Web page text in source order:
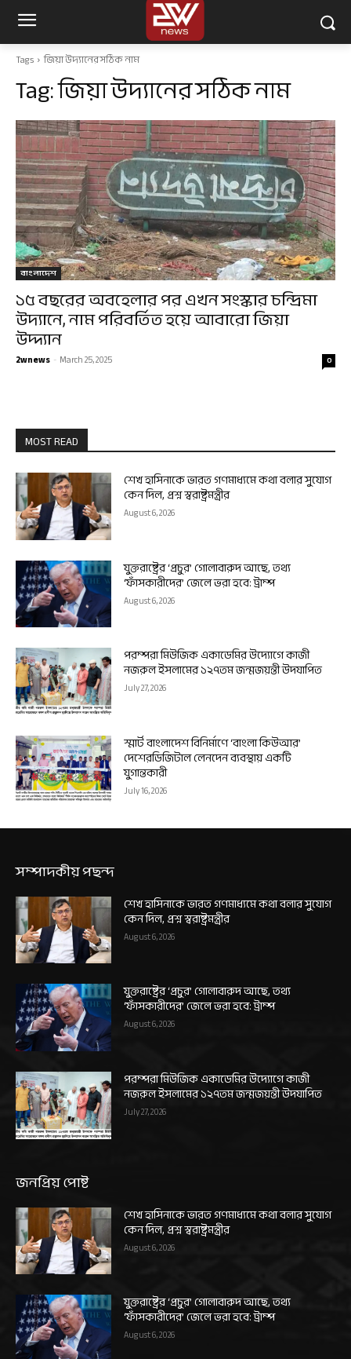
Tags জিয়া উদ্যানের সঠিক নাম
Tag:জিয়া উদ্যানের সঠিক নাম
বাংলাদেশ
১৫ বছরের অবহেলার পর এখন সংস্কার চন্দ্রিমা
উদ্যানে, নাম পরিবর্তিত হয়ে আবারো জিয়া
উদ্দ্যান
2wnews - March 25, 2025 0
MOST READ
শেখ হাসিনাকে ভারত গণমাধ্যমে কথা বলার সুযোগ
কেন দিল, প্রশ্ন স্বরাষ্ট্রমন্ত্রীর
August 6, 2026
যুক্তরাষ্ট্রের ‘প্রচুর’ গোলাবারুদ আছে, তথ্য
‘ফাঁসকারীদের’ জেলে ভরা হবে: ট্রাম্প
August 6, 2026
পরম্পরা মিউজিক একাডেমির উদ্যোগে কাজী
নজরুল ইসলামের ১২৭তম জন্মজয়ন্তী উদযাপিত
July 27, 2026
স্মার্ট বাংলাদেশ বিনির্মাণে ‘বাংলা কিউআর’
দেশেরডিজিটাল লেনদেন ব্যবস্থায় একটি
যুগান্তকারী
July 16, 2026
সম্পাদকীয় পছন্দ
শেখ হাসিনাকে ভারত গণমাধ্যমে কথা বলার সুযোগ
কেন দিল, প্রশ্ন স্বরাষ্ট্রমন্ত্রীর
August 6, 2026
যুক্তরাষ্ট্রের ‘প্রচুর’ গোলাবারুদ আছে, তথ্য
‘ফাঁসকারীদের’ জেলে ভরা হবে: ট্রাম্প
August 6, 2026
পরম্পরা মিউজিক একাডেমির উদ্যোগে কাজী
নজরুল ইসলামের ১২৭তম জন্মজয়ন্তী উদযাপিত
July 27, 2026
জনপ্রিয় পোষ্ট
শেখ হাসিনাকে ভারত গণমাধ্যমে কথা বলার সুযোগ
কেন দিল, প্রশ্ন স্বরাষ্ট্রমন্ত্রীর
August 6, 2026
যুক্তরাষ্ট্রের ‘প্রচুর’ গোলাবারুদ আছে, তথ্য
‘ফাঁসকারীদের’ জেলে ভরা হবে: ট্রাম্প
August 6, 2026